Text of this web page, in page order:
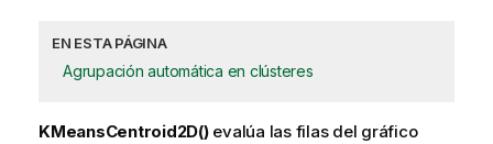
EN ESTA PÁGINA
Agrupación automática en clústeres
KMeansCentroid2D()evalúa las filas del gráfico